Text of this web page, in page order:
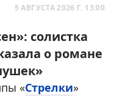
5 АВГУСТА 2026 Г. 13:00
солистка
о романе
«Стрелки»